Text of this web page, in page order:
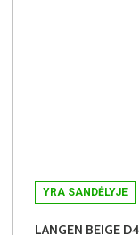
YRA SANDĖLYJE